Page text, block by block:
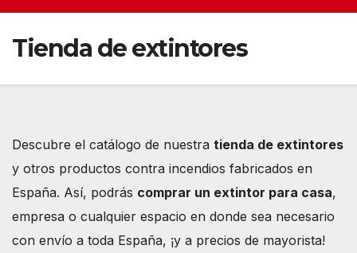
Tienda de extintores
Descubre el catálogo de nuestra tienda de extintores
y otros productos contra incendios fabricados en
España. Así, podrás comprar un extintor para casa,
empresa o cualquier espacio en donde sea necesario
con envío a toda España, ¡y a precios de mayorista!